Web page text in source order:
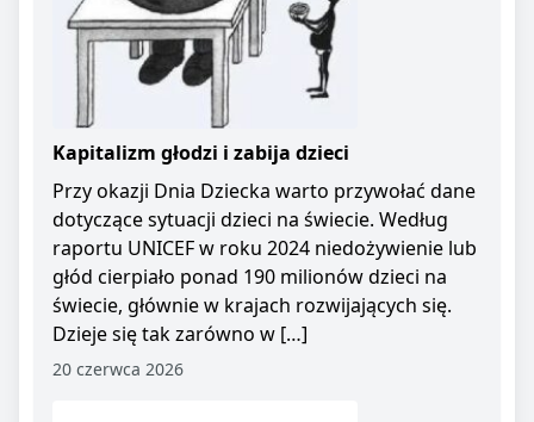
Kapitalizm głodzi i zabija dzieci
Przy okazji Dnia Dziecka warto przywołać dane
dotyczące sytuacji dzieci na świecie. Według
raportu UNICEF w roku 2024 niedożywienie lub
głód cierpiało ponad 190 milionów dzieci na
świecie, głównie w krajach rozwijających się.
Dzieje się tak zarówno w […]
20 czerwca 2026